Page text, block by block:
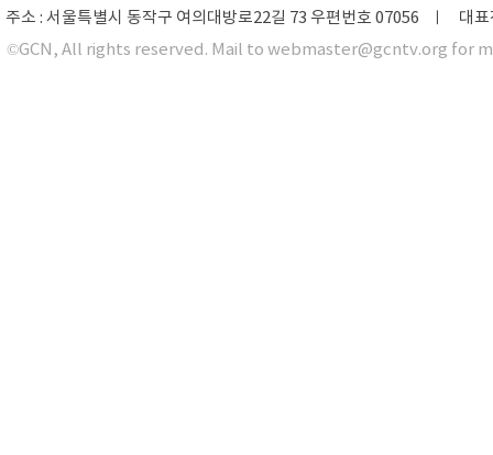
주소 : 서울특별시 동작구 여의대방로22길 73 우편번호 07056 ㅣ 대
©GCN, All rights reserved. Mail to webmaster@gcntv.org for